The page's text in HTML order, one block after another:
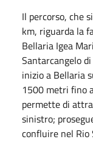
Il percorso, che
km, riguarda la
Bellaria Igea
Santarcangelo
inizio a Bellaria
1500 metri fino
permette di
sinistro;
confluire nel Rio